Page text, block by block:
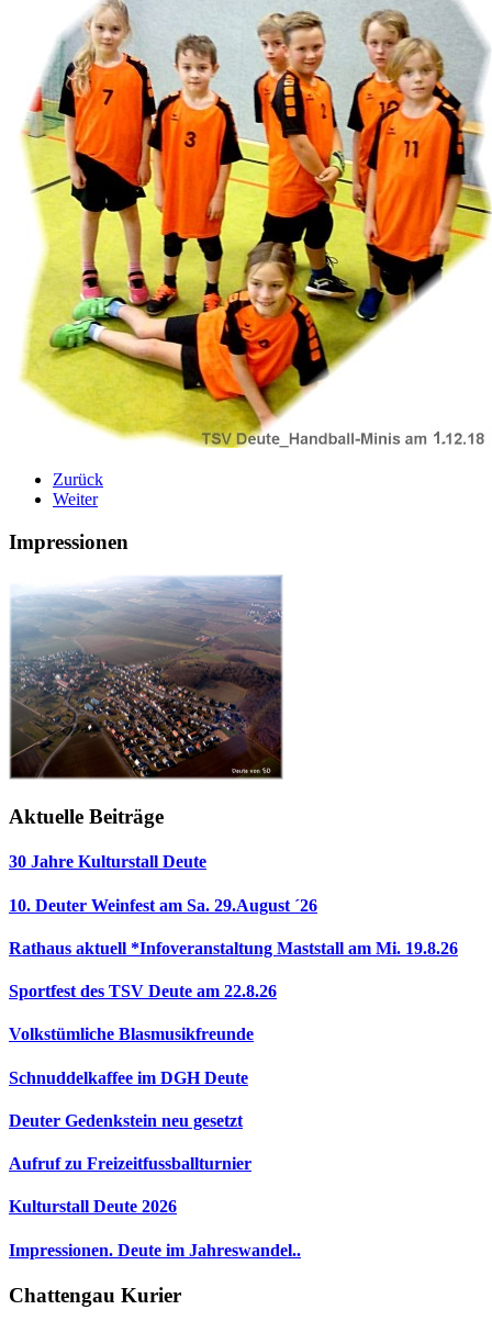
Zurück
Weiter
Impressionen
Aktuelle Beiträge
30 Jahre Kulturstall Deute
10. Deuter Weinfest am Sa. 29.August ´26
Rathaus aktuell *Infoveranstaltung Maststall am Mi. 19.8.26
Sportfest des TSV Deute am 22.8.26
Volkstümliche Blasmusikfreunde
Schnuddelkaffee im DGH Deute
Deuter Gedenkstein neu gesetzt
Aufruf zu Freizeitfussballturnier
Kulturstall Deute 2026
Impressionen. Deute im Jahreswandel..
Chattengau Kurier